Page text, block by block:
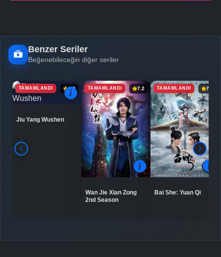
Benzer Seriler
Beğenebileceğin diğer seriler
TAMAMLANDI 6.9
Jiu Yang Wushen
TAMAMLANDI 7.2
Wan Jie Xian Zong
2nd Season
TAMAMLANDI 7.5
Bai She: Yuan Qi